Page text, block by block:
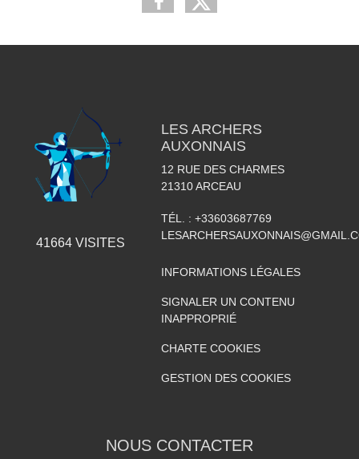
41664VISITES
LES ARCHERS
AUXONNAIS
12 RUE DES CHARMES
21310 ARCEAU
TÉL. : +33603687769
INFORMATIONS LÉGALES
SIGNALER UN CONTENU
INAPPROPRIÉ
CHARTE COOKIES
GESTION DES COOKIES
NOUS CONTACTER